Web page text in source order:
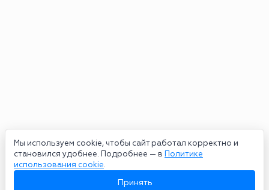
Мы используем cookie, чтобы сайт работал корректно и
становился удобнее. Подробнее — в Политике
использования cookie.
Принять